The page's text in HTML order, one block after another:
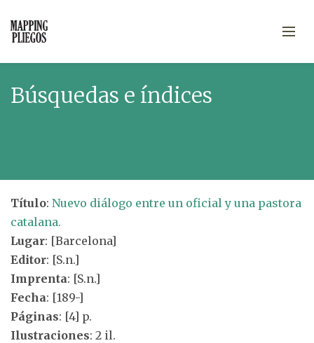
Búsquedas e índices
Título: Nuevo diálogo entre un oficial y una pastora
catalana.
Lugar: [Barcelona]
Editor: [S.n.]
Imprenta: [S.n.]
Fecha: [189-]
Páginas: [4] p.
Ilustraciones: 2 il.